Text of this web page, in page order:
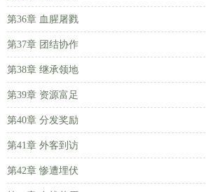
第36章 血腥屠戮
第37章 团结协作
第38章 继承领地
第39章 资源富足
第40章 分发奖励
第41章 外客到访
第42章 惨遭埋伏